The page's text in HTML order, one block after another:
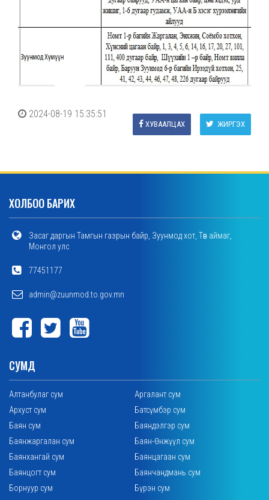
2024-08-19 15:35:51
ЖИРГЭХ
ХУВААЛЦАХ
ХОЛБОО БАРИХ
Засаг даргын Тамгын газрын байр, Зуунмод хот, Төв аймаг,
Монгол улс
77451177
admin@zuunmod.to.gov.mn
СУМД
Алтанбулаг сум
Аргалант сум
Архуст сум
Батсүмбэр сум
Баян сум
Баяндэлгэр сум
Баянжаргалан сум
Баян-Өнжүүл сум
Баянхангай сум
Баянцагаан сум
Баянцогт сум
Баянчандмань сум
Борнуур сум
Бүрэн сум